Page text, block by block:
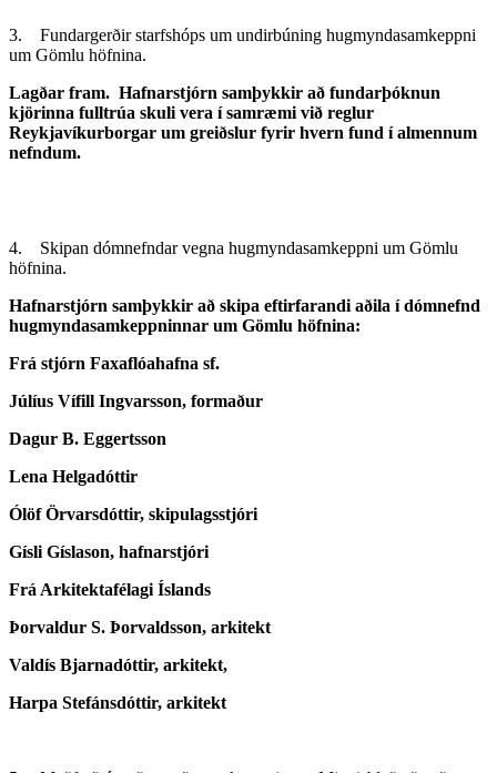
3. Fundargerðir starfshóps um undirbúning hugmyndasamkeppni
um Gömlu höfnina.
Lagðar fram. Hafnarstjórn samþykkir að fundarþóknun
kjörinna fulltrúa skuli vera í samræmi við reglur
Reykjavíkurborgar um greiðslur fyrir hvern fund í almennum
nefndum.
4. Skipan dómnefndar vegna hugmyndasamkeppni um Gömlu
höfnina.
Hafnarstjórn samþykkir að skipa eftirfarandi aðila í dómnefnd
hugmyndasamkeppninnar um Gömlu höfnina:
Frá stjórn Faxaflóahafna sf.
Júlíus Vífill Ingvarsson, formaður
Dagur B. Eggertsson
Lena Helgadóttir
Ólöf Örvarsdóttir, skipulagsstjóri
Gísli Gíslason, hafnarstjóri
Frá Arkitektafélagi Íslands
Þorvaldur S. Þorvaldsson, arkitekt
Valdís Bjarnadóttir, arkitekt,
Harpa Stefánsdóttir, arkitekt